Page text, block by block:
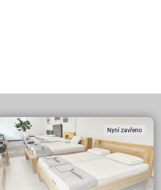
Nyní zavřeno